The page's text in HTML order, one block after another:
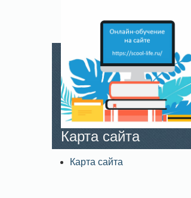
Карта сайта
Карта сайта